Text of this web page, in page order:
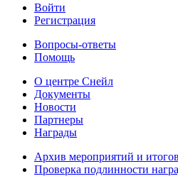
Войти
Регистрация
Вопросы-ответы
Помощь
О центре Снейл
Документы
Новости
Партнеры
Награды
Архив мероприятий и итогов
Проверка подлинности